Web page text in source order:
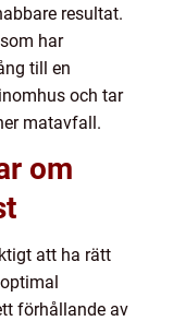
resultat.
har
till en
och tar
matavfall.
om
att ha rätt
förhållande av